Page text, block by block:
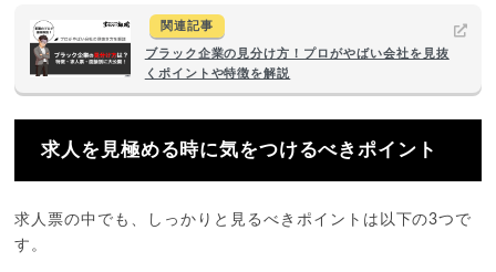
関連記事
ブラック企業の見分け方！プロがやばい会社を見抜
くポイントや特徴を解説
求人を見極める時に気をつけるべきポイント
求人票の中でも、しっかりと見るべきポイントは以下の3つで
す。